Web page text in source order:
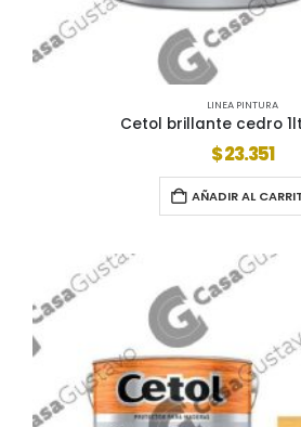
LINEA PINTURA
Cetol brillante cedro
$23.351
AÑADIR AL